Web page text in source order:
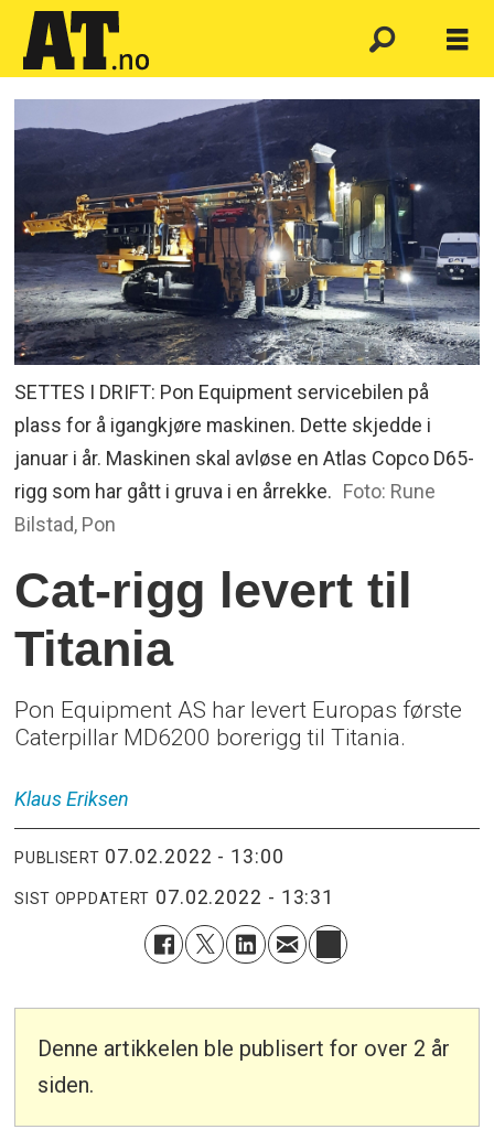
SETTES I DRIFT: Pon Equipment servicebilen på
plass for å igangkjøre maskinen. Dette skjedde i
januar i år. Maskinen skal avløse en Atlas Copco D65-
rigg som har gått i gruva i en årrekke. Foto: Rune
Bilstad, Pon
Cat-rigg levert til
Titania
Pon Equipment AS har levert Europas første
Caterpillar MD6200 borerigg til Titania.
Klaus Eriksen
PUBLISERT 07.02.2022 - 13:00
SIST OPPDATERT 07.02.2022 - 13:31
Denne artikkelen ble publisert for over 2 år
siden.